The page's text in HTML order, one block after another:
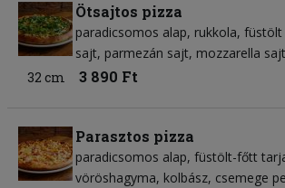
Ötsajtos pizza
paradicsomos alap rukkola füstölt
sajt parmezán sajt mozzarella sajt
32 cm
3 890 Ft
Parasztos pizza
paradicsomos alap füstölt-főtt
vöröshagyma kolbász csemege